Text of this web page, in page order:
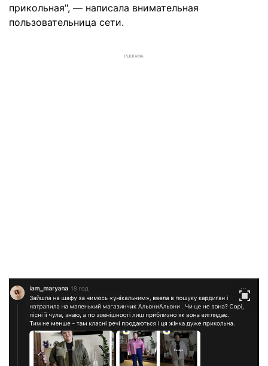
прикольная", — написала внимательная
пользовательница сети.
РЕКЛАМА